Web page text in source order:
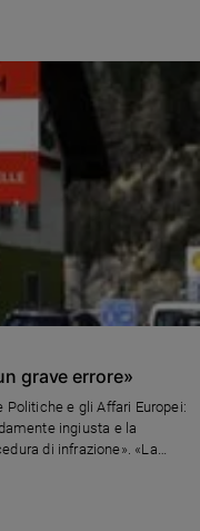
grave errore»
Politiche e gli Affari Europei:
ingiusta e la
di infrazione». «La
migranti sono i diritti di tutti